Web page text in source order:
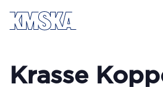
Ga naar hoofdinhoud
Krasse